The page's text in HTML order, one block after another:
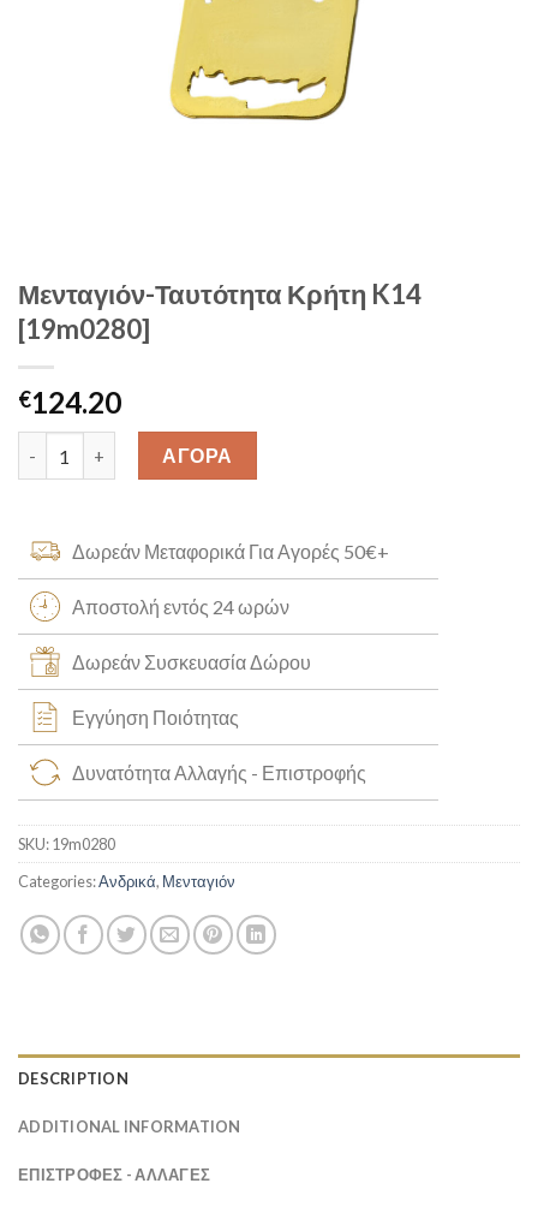
Μενταγιόν-Ταυτότητα Κρήτη K14
[19m0280]
€124.20
Μενταγιόν-Ταυτότητα Κρήτη K14 [19m0280] quantity
ΑΓΟΡΑ
Δωρεάν Μεταφορικά Για Αγορές 50€+
Αποστολή εντός 24 ωρών
Δωρεάν Συσκευασία Δώρου
Εγγύηση Ποιότητας
Δυνατότητα Αλλαγής - Επιστροφής
SKU:19m0280
Categories:Ανδρικά, Μενταγιόν
DESCRIPTION
ADDITIONAL INFORMATION
ΕΠΙΣΤΡΟΦΕΣ - ΑΛΛΑΓΕΣ